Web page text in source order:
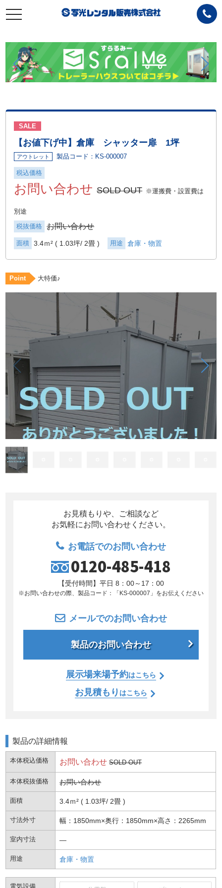
toggle
navigation
SALE
【お値下げ中】倉庫 シャッター扉 1坪
アウトレット 製品コード：KS-000007
税込価格
お問い合わせ SOLD OUT ※運搬費・設置費は
別途
税抜価格
お問い合わせ
面積 3.4ｍ² ( 1.03坪 2畳 ) 用途 倉庫・物置
Point 大特価♪
お見積もりや、ご相談など
お気軽にお問い合わせください。
お電話でのお問い合わせ
0120-485-418
【受付時間】平日 8：00～17：00
※お問い合わせの際、製品コード：「KS-000007」をお伝えください
メールでのお問い合わせ
製品のお問い合わせ
展示場来場予約はこちら
お見積もり はこちら
製品の詳細情報
本体税込価格 お問い合わせSOLD OUT
本体税抜価格 お問い合わせ
面積 3.4ｍ² ( 1.03坪 2畳 )
寸法外寸 幅：1850mm×奥行：1850mm×高さ：2265mm
室内寸法 ―
用途 倉庫・物置
電気設備